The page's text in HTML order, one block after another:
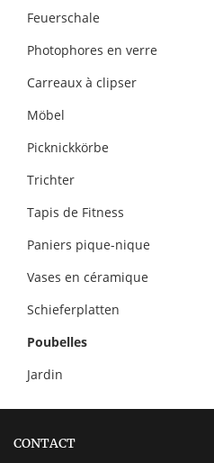
Feuerschale
Photophores en verre
Carreaux à clipser
Möbel
Picknickkörbe
Trichter
Tapis de Fitness
Paniers pique-nique
Vases en céramique
Schieferplatten
Poubelles
Jardin
CONTACT